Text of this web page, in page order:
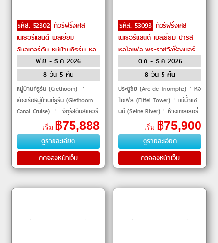
รหัส: 52302 ทัวร์ฝรั่งเศส
เนเธอร์แลนด์ เบลเยี่ยม
อัมสเตอร์ดัม หมู่บ้านกีธูร์น หอ
ไอเฟล by Emirates
พ.ย - ธ.ค 2026
8 วัน 5 คืน
หมู่บ้านกีธูร์น (Giethoorn) ㆍ
ล่องเรือหมู่บ้านกีธูร์น (Giethoorn
Canal Cruise) ㆍ จัตุรัสดัมสแควร์
(Dam Square) ㆍ พระราชวังหล
วงอัมสเตอร์ดั�
เริ่ม ฿75,888
ดูรายละเอียด
กดจองหน้าเว็บ
รหัส: 53093 ทัวร์ฝรั่งเศส
เนเธอร์แลนด์ เบลเยี่ยม ปารีส
หอไอเฟล พระราชวังช็องบอร์
มงต์แซงต์มิเชล บรัสเซลส์
อัมสเตอร์ดัม by Emirates
ต.ค - ธ.ค 2026
8 วัน 5 คืน
ประตูชัย (Arc de Triomphe)ㆍหอ
ไอเฟล (Eiffel Tower)ㆍแม่น้ำแซ
นน์ (Seine River)ㆍห้างแกลเลอรี่
ลาฟาแยตต์ (Galleries Lafayette)
ㆍพระราชวังช็องบอร์ (Château
de Chambord)
เริ่ม ฿75,900
ดูรายละเอียด
กดจองหน้าเว็บ